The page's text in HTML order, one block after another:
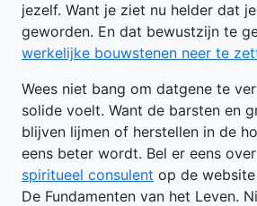
jezelf. Want je ziet nu helder dat
geworden. En dat bewustzijn te
werkelijke bouwstenen neer te
Wees niet bang om datgene te
solide voelt. Want de barsten en
blijven lijmen of herstellen in de
eens beter wordt. Bel er eens
spiritueel consulent op de
De Fundamenten van het Leven.